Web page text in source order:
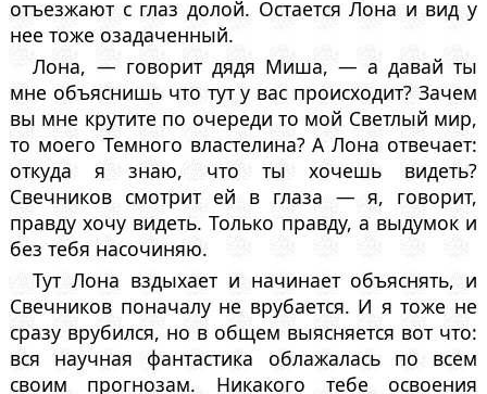
отъезжают с глаз долой. Остается Лона и вид у
нее тоже озадаченный.
Лона, — говорит дядя Миша, — а давай ты
мне объяснишь что тут у вас происходит? Зачем
вы мне крутите по очереди то мой Светлый мир,
то моего Темного властелина? А Лона отвечает:
откуда я знаю, что ты хочешь видеть?
Свечников смотрит ей в глаза — я, говорит,
правду хочу видеть. Только правду, а выдумок и
без тебя насочиняю.
Тут Лона вздыхает и начинает объяснять, и
Свечников поначалу не врубается. И я тоже не
сразу врубился, но в общем выясняется вот что:
вся научная фантастика облажалась по всем
своим прогнозам. Никакого тебе освоения